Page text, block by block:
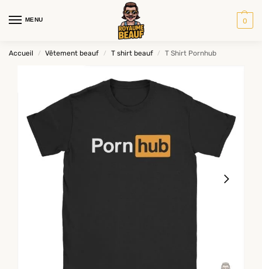
MENU 0
Accueil / Vêtement beauf / T shirt beauf / T Shirt Pornhub